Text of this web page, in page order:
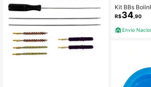
Kit BBs
1000un
ml
R$34 ,90
Envio